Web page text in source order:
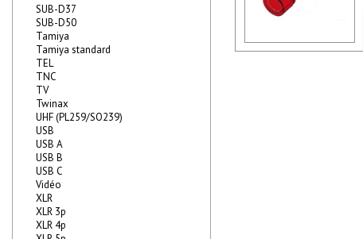
SUB-D37
SUB-D50
Tamiya
Tamiya standard
TEL
TNC
TV
Twinax
UHF (PL259/SO239)
USB
USB A
USB B
USB C
Vidéo
XLR
XLR 3p
XLR 4p